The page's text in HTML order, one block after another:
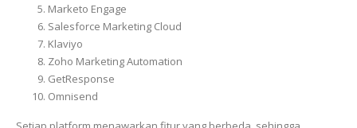
Marketo Engage
Salesforce Marketing Cloud
Klaviyo
Zoho Marketing Automation
GetResponse
Omnisend